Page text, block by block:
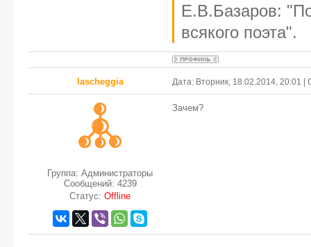
Е.В.Базаров:
всякого поэта".
lascheggia Дата: Вторник, 18.02.2014, 20:01
Группа: Администраторы
Сообщений: 4239
Статус: Offline
Зачем?